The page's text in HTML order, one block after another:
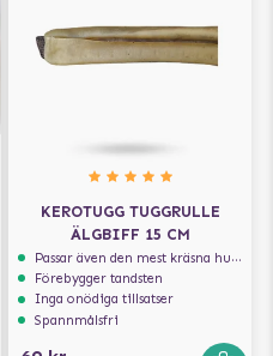
KEROTUGG TUGGRULLE
ÄLGBIFF 15 CM
Passar även den mest kräsna hunden
Förebygger tandsten
Inga onödiga tillsatser
Spannmålsfri